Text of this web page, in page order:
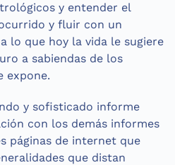
y entender el
y fluir con un
lo que hoy la vida le sugiere
a sabiendas de los
expone.
y sofisticado informe
con los demás informes
páginas de internet que
que distan